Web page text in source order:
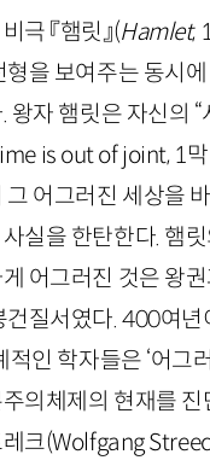
극 『햄릿』(Hamlet,
을 보여주는 동시에
왕자 햄릿은 자신의
is outof joint, 1막
그 어그러진 세상을
실을 한탄한다. 햄
어그러진 것은 왕
건질서였다.400여년
적인 학자들은 ‘어그
의체제의 현재를 진
크(Wolfgang